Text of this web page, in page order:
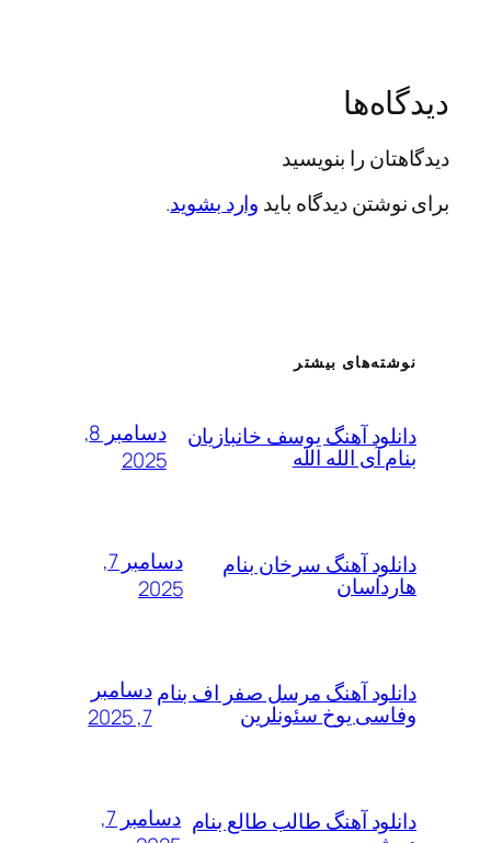
دیدگاه‌ها
دیدگاهتان را بنویسید
برای نوشتن دیدگاه باید وارد بشوید.
نوشته‌های بیشتر
دانلود آهنگ یوسف خانبازیان
بنام آی الله الله
دسامبر 8,
2025
دانلود آهنگ سرخان بنام
هارداسان
دسامبر 7,
2025
دانلود آهنگ مرسل صفر اف بنام
وفاسی یوخ سئونلرین
دسامبر
7, 2025
دانلود آهنگ طالب طالع بنام
دسامبر 7,